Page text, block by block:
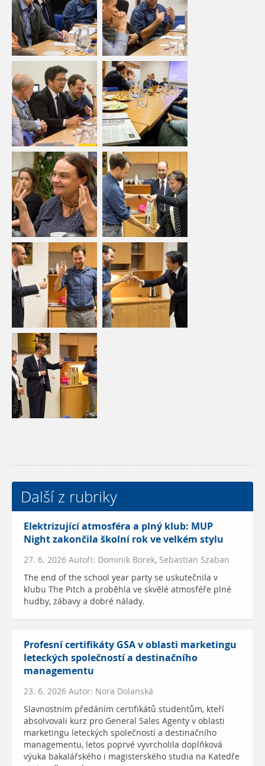
Další z rubriky
Elektrizující atmosféra a plný klub: MUP
Night zakončila školní rok ve velkém stylu
27. 6. 2026 Autoři: Dominik Borek, Sebastian Szaban
The end of the school year party se uskutečnila v
klubu The Pitch a proběhla ve skvělé atmosféře plné
hudby, zábavy a dobré nálady.
Profesní certifikáty GSA v oblasti marketingu
leteckých společností a destinačního
managementu
23. 6. 2026 Autor: Nora Dolanská
Slavnostním předáním certifikátů studentům, kteří
absolvovali kurz pro General Sales Agenty v oblasti
marketingu leteckých společností a destinačního
managementu, letos poprvé vyvrcholila doplňková
výuka bakalářského i magisterského studia na Katedře